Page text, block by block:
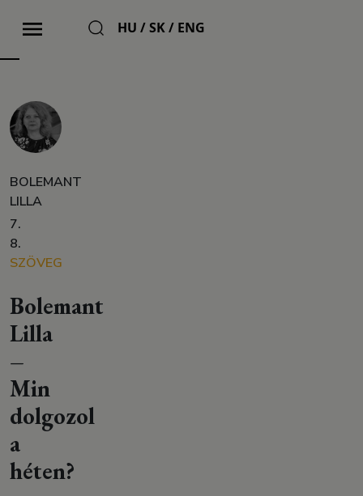
HU /SK/ ENG
BOLEMANT
LILLA
7.
8.
SZÖVEG
Bolemant
Lilla
–
Min
dolgozol
a
héten?